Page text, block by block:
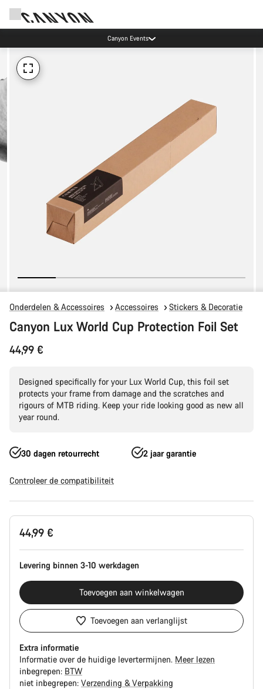
Canyon Events
Onderdelen & Accessoires Accessoires Stickers & Decoratie
Canyon Lux World Cup Protection Foil Set
44,99 €
Designed specifically for your Lux World Cup, this foil set
protects your frame from damage and the scratches and
rigours of MTB riding. Keep your ride looking good as new all
year round.
30 dagen retourrecht 2 jaar garantie
Controleer de compatibiliteit
Productconfiguratie
44,99 €
Levering binnen 3-10 werkdagen
Toevoegen aan winkelwagen
Toevoegen aan verlanglijst
Extra informatie
Informatie over de huidige levertermijnen. Meer lezen
inbegrepen: BTW
niet inbegrepen: Verzending & Verpakking